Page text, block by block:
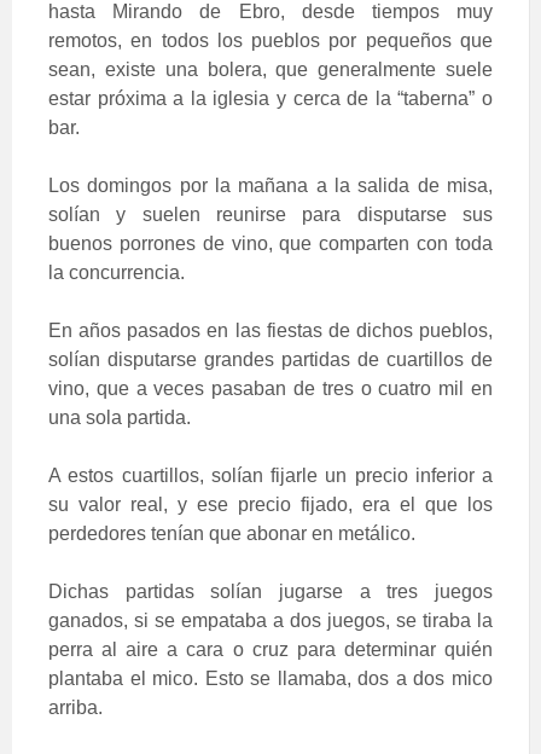
hasta Mirando de Ebro, desde tiempos muy
remotos, en todos los pueblos por pequeños que
sean, existe una bolera, que generalmente suele
estar próxima a la iglesia y cerca de la “taberna” o
bar.
Los domingos por la mañana a la salida de misa,
solían y suelen reunirse para disputarse sus
buenos porrones de vino, que comparten con toda
la concurrencia.
En años pasados en las fiestas de dichos pueblos,
solían disputarse grandes partidas de cuartillos de
vino, que a veces pasaban de tres o cuatro mil en
una sola partida.
A estos cuartillos, solían fijarle un precio inferior a
su valor real, y ese precio fijado, era el que los
perdedores tenían que abonar en metálico.
Dichas partidas solían jugarse a tres juegos
ganados, si se empataba a dos juegos, se tiraba la
perra al aire a cara o cruz para determinar quién
plantaba el mico. Esto se llamaba, dos a dos mico
arriba.